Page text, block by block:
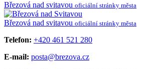
Březová nad svitavou oficiální stránky města
Březová nad svitavou oficiální stránky města
Telefon: +420 461 521 280
E-mail: posta@brezova.cz